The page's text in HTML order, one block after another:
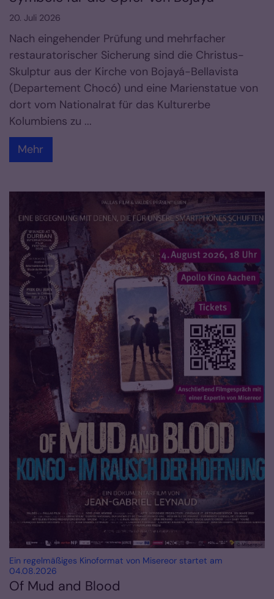
20. Juli 2026
Nach eingehender Prüfung und mehrfacher
restauratorischer Sicherung sind die Christus-
Skulptur aus der Kirche von Bojayá-Bellavista
(Departement Chocó) und eine Marienstatue von
dort vom Nationalrat für das Kulturerbe
Kolumbiens zu ...
Mehr
© Misereor
Ein regelmäßiges Kinoformat von Misereor startet am
04.08.2026
Of Mud and Blood